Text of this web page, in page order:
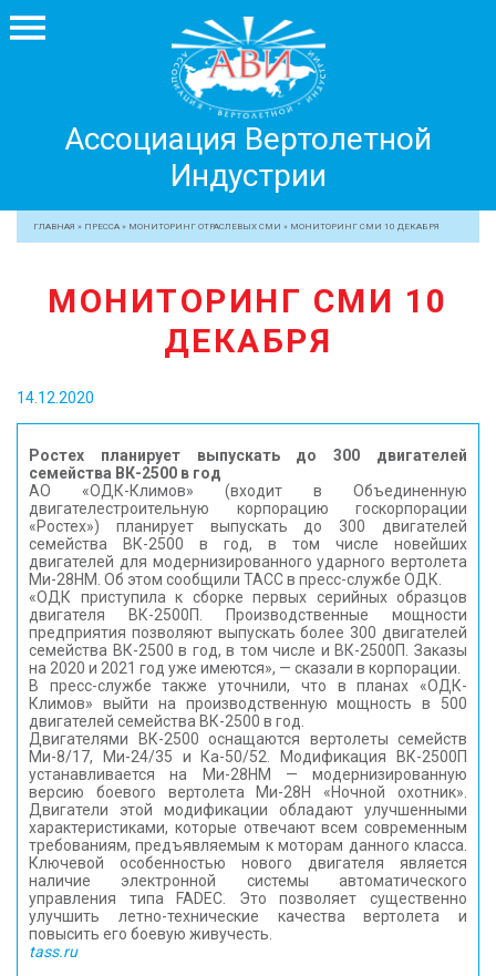
Ассоциация Вертолетной
Индустрии
Вертолетной
Индустрии
+7 499 755 99 29
ЧЛЕНЫ АВИ
МЕРОПРИЯТИЯ
ЖУРНАЛ
ПРЕССА
МЕДИА
КОНТАКТЫ
ГЛАВНАЯ » ПРЕССА » МОНИТОРИНГ ОТРАСЛЕВЫХ СМИ » МОНИТОРИНГ СМИ 10 ДЕКАБРЯ
МОНИТОРИНГ СМИ 10
ДЕКАБРЯ
14.12.2020
Ростех планирует выпускать до 300 двигателей
семейства ВК-2500 в год
АО «ОДК-Климов» (входит в Объединенную
двигателестроительную корпорацию госкорпорации
«Ростех») планирует выпускать до 300 двигателей
семейства ВК-2500 в год, в том числе новейших
двигателей для модернизированного ударного вертолета
Ми-28НМ. Об этом сообщили ТАСС в пресс-службе ОДК.
«ОДК приступила к сборке первых серийных образцов
двигателя ВК-2500П. Производственные мощности
предприятия позволяют выпускать более 300 двигателей
семейства ВК-2500 в год, в том числе и ВК-2500П. Заказы
на 2020 и 2021 год уже имеются», — сказали в корпорации.
В пресс-службе также уточнили, что в планах «ОДК-
Климов» выйти на производственную мощность в 500
двигателей семейства ВК-2500 в год.
Двигателями ВК-2500 оснащаются вертолеты семейств
Ми-8/17, Ми-24/35 и Ка-50/52. Модификация ВК-2500П
устанавливается на Ми-28НМ — модернизированную
версию боевого вертолета Ми-28Н «Ночной охотник».
Двигатели этой модификации обладают улучшенными
характеристиками, которые отвечают всем современным
требованиям, предъявляемым к моторам данного класса.
Ключевой особенностью нового двигателя является
наличие электронной системы автоматического
управления типа FADEC. Это позволяет существенно
улучшить летно-технические качества вертолета и
повысить его боевую живучесть.
tass.ru